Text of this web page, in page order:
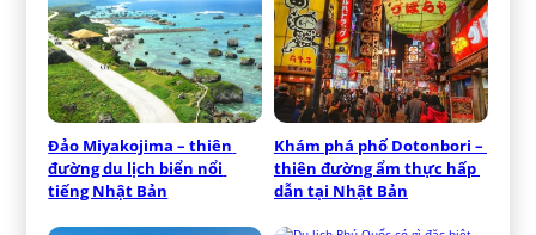
Đảo Miyakojima – thiên
đường du lịch biển nổi
tiếng Nhật Bản
Khám phá phố Dotonbori –
thiên đường ẩm thực hấp
dẫn tại Nhật Bản